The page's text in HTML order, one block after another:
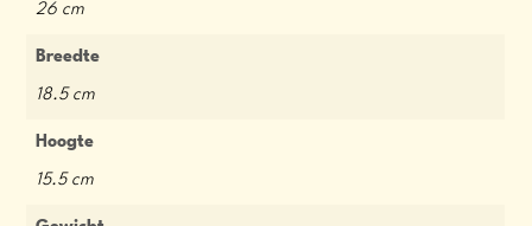
26 cm
Breedte
18.5 cm
Hoogte
15.5 cm